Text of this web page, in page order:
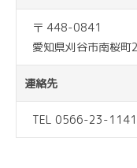
〒 448-0841
愛知県刈谷市南桜
連絡先
TEL 0566-23-1141